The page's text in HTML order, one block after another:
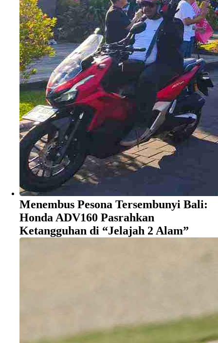
Menembus Pesona Tersembunyi Bali:
Honda ADV160 Pasrahkan
Ketangguhan di “Jelajah 2 Alam”